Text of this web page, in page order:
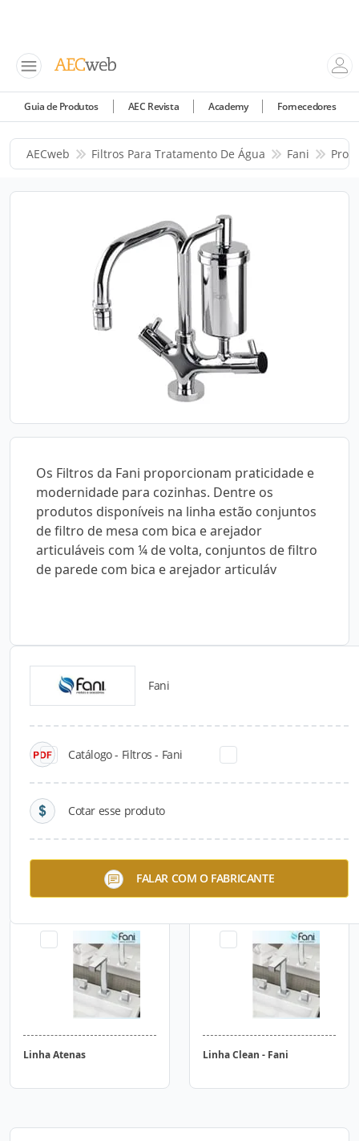
Guia de Produtos AEC Revista Academy Fornecedores
AECweb Filtros Para Tratamento De Água Fani
Os Filtros da Fani proporcionam praticidade e
modernidade para cozinhas. Dentre os
produtos disponíveis na linha estão conjuntos
de filtro de mesa com bica e arejador
articuláveis com ¼ de volta, conjuntos de filtro
de parede com bica e arejador articuláv
Fani
Catálogo - Filtros - Fani
Cotar esse produto
FALAR COM O FABRICANTE
Catálogos para Download
Linha Atenas Linha Clean - Fani